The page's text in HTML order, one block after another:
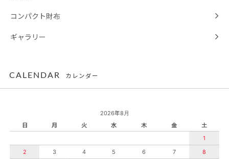
コンパクト財布
ギャラリー
CALENDAR カレンダー
2026年8月
日
月 火 水 木 金
土
1
2
3 4 5 6 7
8